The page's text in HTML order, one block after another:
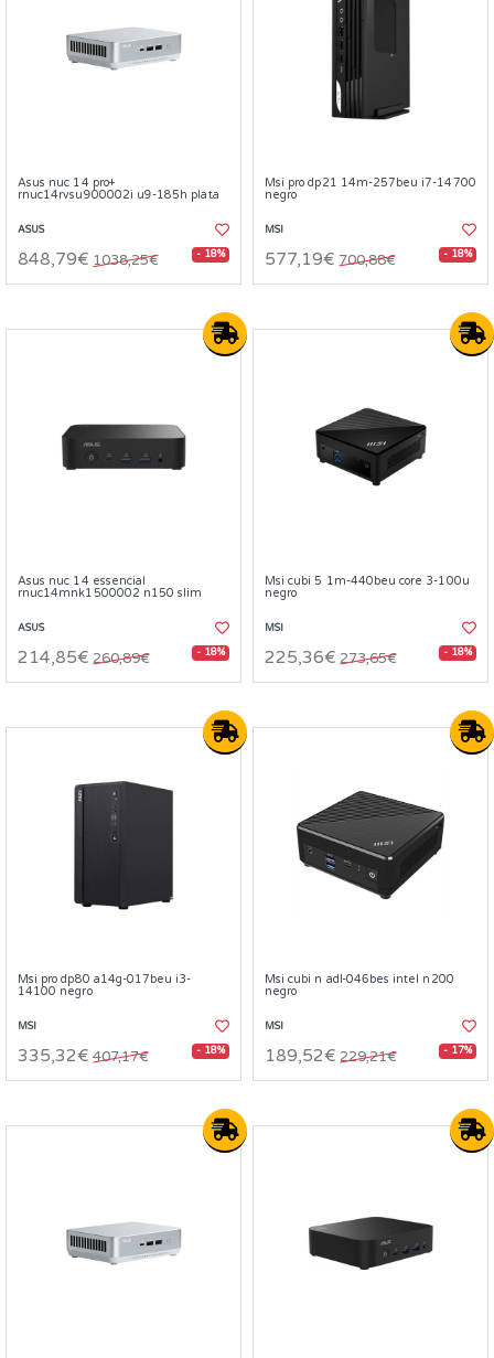
Asus nuc 14 pro+
rnuc14rvsu900002i u9-185h plata
ASUS
848,79€ 1038,25€ - 18%
Msi pro dp21 14m-257beu i7-14700
negro
MSI
577,19€ 700,88€ - 18%
Asus nuc 14 essencial
rnuc14mnk1500002 n150 slim
ASUS
214,85€ 260,89€ - 18%
Msi cubi 5 1m-440beu core 3-100u
negro
MSI
225,36€ 273,65€ - 18%
Msi pro dp80 a14g-017beu i3-
14100 negro
MSI
335,32€ 407,17€ - 18%
Msi cubi n adl-046bes intel n200
negro
MSI
189,52€ 229,21€ - 17%